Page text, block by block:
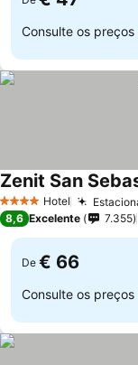
Consulte os preços
4 EstrelasHotel
Zenit San
8,6 Excelente 7.355
De € 66
Consulte os preços